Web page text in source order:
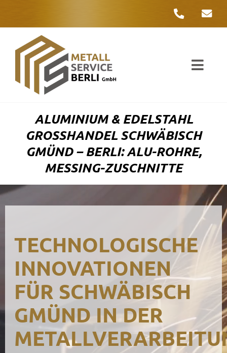
ALUMINIUM & EDELSTAHL
GROSSHANDEL SCHWÄBISCH G
MÜND – BERLI: ALU-ROHRE, M
ESSING-ZUSCHNITTE
TECHNOLOGISCHE
INNOVATIONEN
FÜR SCHWÄBISCH
GMÜND IN DER